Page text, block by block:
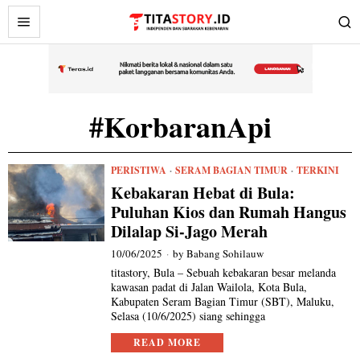
#KorbaranApi
PERISTIWA · SERAM BAGIAN TIMUR · TERKINI
Kebakaran Hebat di Bula:
Puluhan Kios dan Rumah Hangus
Dilalap Si-Jago Merah
10/06/2025 byBabang Sohilauw
titastory, Bula – Sebuah kebakaran besar melanda
kawasan padat di Jalan Wailola, Kota Bula,
Kabupaten Seram Bagian Timur (SBT), Maluku,
Selasa (10/6/2025) siang sehingga
READ MORE